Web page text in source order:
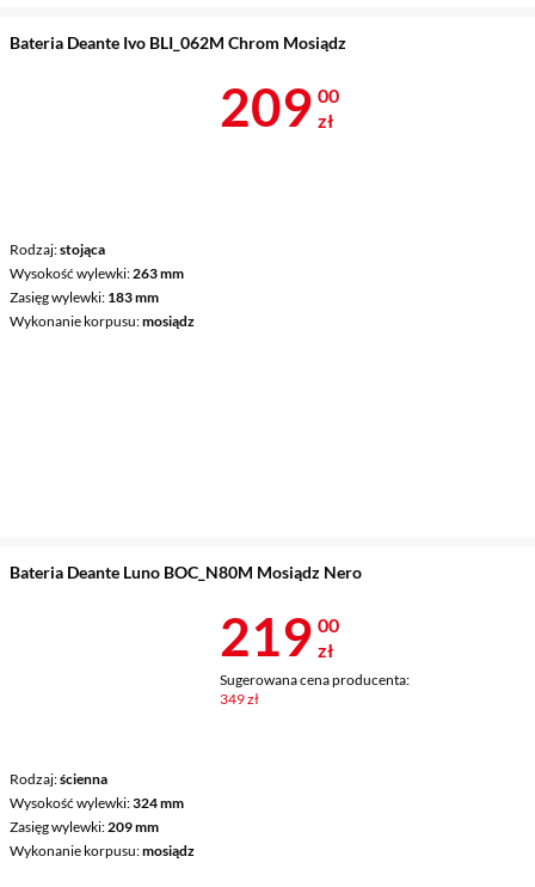
Bateria Deante Ivo BLI_062M Chrom Mosiądz
Rodzaj stojąca
Wysokość wylewki 263 mm
Zasięg wylewki 183 mm
Wykonanie korpusu mosiądz
Cena 209 zł
209 00
zł
Bateria Deante Luno BOC_N80M Mosiądz Nero
Rodzaj ścienna
Wysokość wylewki 324 mm
Zasięg wylewki 209 mm
Wykonanie korpusu mosiądz
Cena 219 zł
219 00
zł
Sugerowana cena producenta:
349 zł